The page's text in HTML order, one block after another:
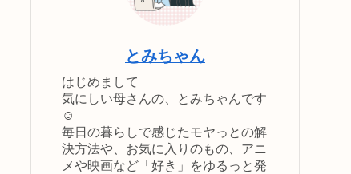
とみちゃん
はじめまして
気にしい母さんの、とみちゃんです
☺️
毎日の暮らしで感じたモヤっとの解
決方法や、お気に入りのもの、アニ
メや映画など「好き」をゆるっと発